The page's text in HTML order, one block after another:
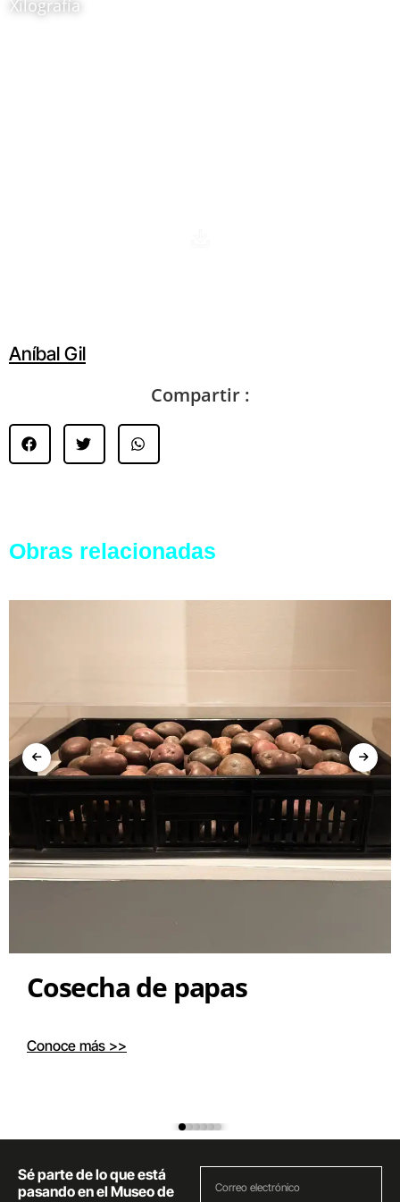
Xilografía
Aníbal Gil
Compartir :
Obras relacionadas
Cosecha de papas
Conoce más >>
Sé parte de lo que está
pasando en el Museo de